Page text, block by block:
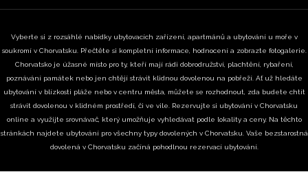
Vyberte si z rozsáhlé nabídky ubytovacích zařízení, apartmánů a ubytování u moře v
soukromí v Chorvatsku. Přečtěte si kompletní informace, hodnocení a zobrazte fotogalerie.
Chorvatsko je úžasné místo pro ty, kteří mají rádi dobrodružství, plachtění, rybaření,
poznávání památek nebo jen chtějí strávit klidnou dovolenou na pobřeží. Ať už hledáte
ubytování v blízkosti pláže nebo v centru města, můžete se rozhodnout, zda budete chtít
strávit dovolenou v klidném prostředí, či ve vile. Rezervujte si ubytování v Chorvatsku
online a využijte srovnávač, který umožňuje vyhledávat podle lokality a ceny. Na těchto
stránkách najdete ubytování pro všechny typy dovolených v Chorvatsku. Vaše bezstarostná
dovolená v Chorvatsku začíná pohodlnou rezervací ubytování.